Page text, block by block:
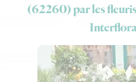
(62260) par les